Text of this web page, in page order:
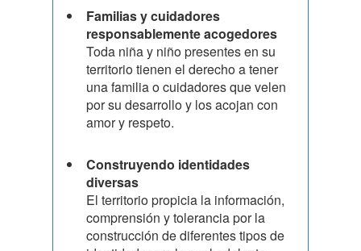
Familias y cuidadores
responsablemente acogedores
Toda niña y niño presentes en su
territorio tienen el derecho a tener
una familia o cuidadores que velen
por su desarrollo y los acojan con
amor y respeto.
Construyendo identidades
diversas
El territorio propicia la información,
comprensión y tolerancia por la
construcción de diferentes tipos de